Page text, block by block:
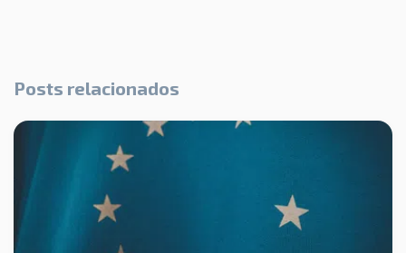
Posts relacionados